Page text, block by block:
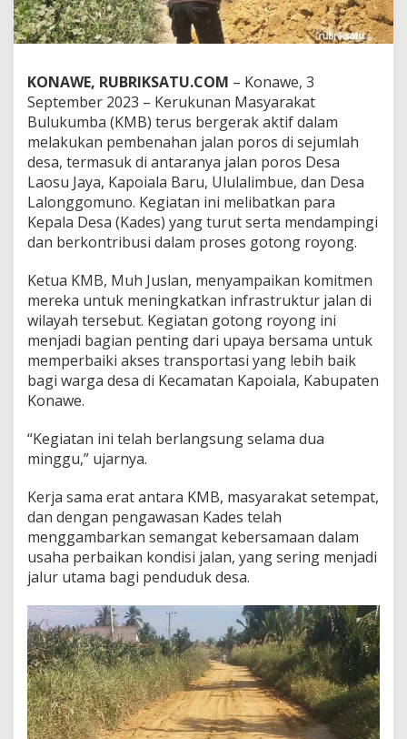
n
a
h
J
a
l
a
n
d
i
K
e
c
a
a
t
a
n
K
a
p
o
l
KONAWE, RUBRIKSATU.COM – Konawe, 3
September 2023 – Kerukunan Masyarakat
Bulukumba (KMB) terus bergerak aktif dalam
melakukan pembenahan jalan poros di sejumlah
desa, termasuk di antaranya jalan poros Desa
Laosu Jaya, Kapoiala Baru, Ululalimbue, dan Desa
Lalonggomuno. Kegiatan ini melibatkan para
Kepala Desa (Kades) yang turut serta mendampingi
dan berkontribusi dalam proses gotong royong.
Ketua KMB, Muh Juslan, menyampaikan komitmen
mereka untuk meningkatkan infrastruktur jalan di
wilayah tersebut. Kegiatan gotong royong ini
menjadi bagian penting dari upaya bersama untuk
memperbaiki akses transportasi yang lebih baik
bagi warga desa di Kecamatan Kapoiala, Kabupaten
Konawe.
“Kegiatan ini telah berlangsung selama dua
minggu,” ujarnya.
Kerja sama erat antara KMB, masyarakat setempat,
dan dengan pengawasan Kades telah
menggambarkan semangat kebersamaan dalam
usaha perbaikan kondisi jalan, yang sering menjadi
jalur utama bagi penduduk desa.